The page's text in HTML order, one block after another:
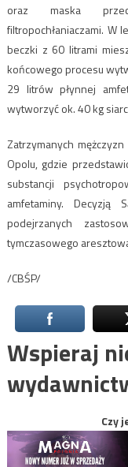
oraz maska
filtropochłaniaczami. W
beczki z 60 litrami
końcowego procesu
29 litrów płynnej
wytworzyć ok. 40 kg
Zatrzymanych
Opolu, gdzie
substancji
amfetaminy.
podejrzanych
tymczasowego
/CBŚP/
Wspieraj
Czy